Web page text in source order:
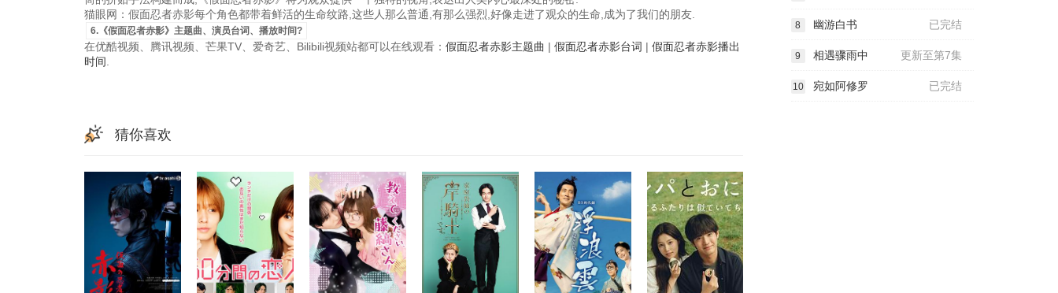
猫眼网：假面忍者赤影每个角色都带着鲜活的生命纹路,这些人那么普通,有那么强烈,好像走进了观众的生命,成为了我们的朋友.
6.《假面忍者赤影》主题曲、演员台词、播放时间?
在优酷视频、腾讯视频、芒果TV、爱奇艺、Bilibili视频站都可以在线观看： 假面忍者赤影主题曲 | 假面忍者赤影台词 | 假面忍者赤影播出
时间
猜你喜欢
已完结
8 幽游白书
更新至第7集
9 相遇骤雨中
已完结
10 宛如阿修罗